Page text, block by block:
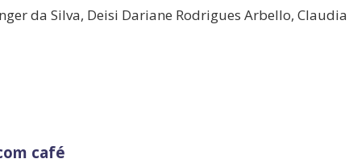
da Silva, Deisi Dariane Rodrigues Arbello, Claudia
café